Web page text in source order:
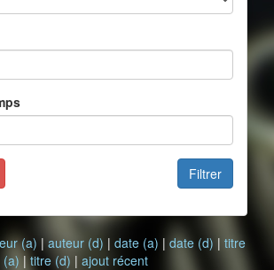
Filtrer
(a) | auteur (d) | date (a) | date (d) | titre
(a) | titre (d) | ajout récent